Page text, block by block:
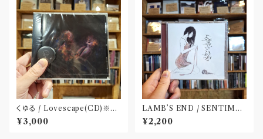
くゆる / Lovescape(CD)※特
典 : 缶バッヂ
¥3,000
LAMB’S END / SENTIME
NT(CD)
¥2,200